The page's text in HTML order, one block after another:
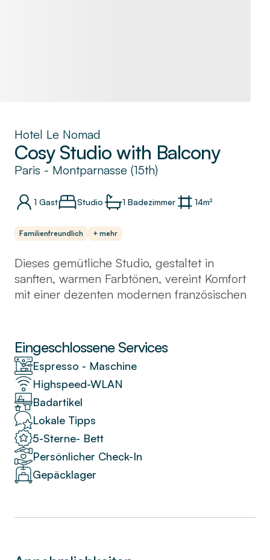
Hotel Le Nomad
Cosy Studio with Balcony
Paris - Montparnasse (15th)
1 Gast Studio 1 Badezimmer 14m²
Familienfreundlich + mehr
Dieses gemütliche Studio, gestaltet in
sanften, warmen Farbtönen, vereint Komfort
mit einer dezenten modernen französischen
durchdachte Küchenzeile, die für einen
reibungslosen Aufenthalt sorgt. Sorgfältig
ausgewählte Details und eine harmonische
Farbpalette spiegeln den Charakter des
fünfzehnten Arrondissements wider und
schaffen eine warme, einladende Pariser
Atmosphäre.
Eingeschlossene Services
Espresso - Maschine
Highspeed-WLAN
Badartikel
Lokale Tipps
5-Sterne- Bett
Persönlicher Check-In
Gepäcklager